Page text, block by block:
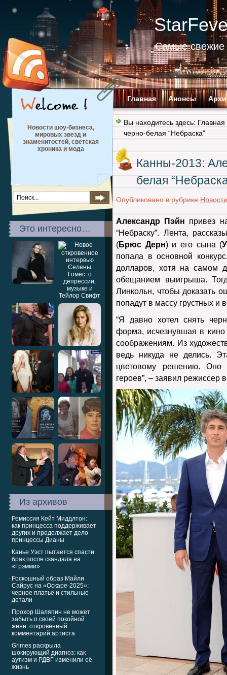
Самые свежие
Главная Анонсы
Новости шоу-бизнеса,
мировых звезд и
знаменитостей, светская
хроника и мода
Это интересно…
Из архивов
Ремиссия Кейт Миддлтон:
как принцесса поддерживает
других и продолжает дело
принцессы Дианы
Канье Уэст пытается спасти
брак после скандала на
«Грэмми»
Роскошный образ Майли
Сайрус на «Оскаре-2025»:
черное платье и стильные
детали
Прохор Шаляпин не может
забыть о своей покойной
жене: откровенный
комментарий артиста
Grimes раскрыла
шокирующий диагноз: как
аутизм и РДВГ изменили её
жизнь
Вы находитесь здесь: Главная
черно-белая “Небраска”
Канны-2013:
белая
Опубликовано в рубрике Новости
Александр Пэйн привез
“Небраску”. Лента,
(Брюс Дерн) и его сына (
попала в основной
долларов, хотя на самом
обещанием выигрыша.
Линкольн, чтобы доказать
попадут в массу грустных и
“Я давно хотел снять
форма, исчезнувшая в кино
соображениям. Из
ведь никуда не делись.
цветовому решению. Оно
героев”, – заявил режиссер